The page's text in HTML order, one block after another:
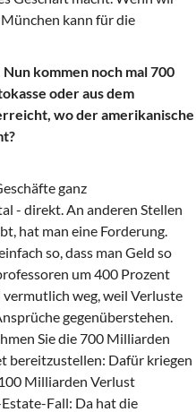
kann für die
kommen noch mal 700
oder aus dem
wo der amerikanische
ganz
- direkt. An anderen Stellen
hat man eine Forderung.
so, dass man Geld so
um 400 Prozent
vermutlich weg, weil Verluste
gegenüberstehen.
Sie die 700 Milliarden
bereitzustellen: Dafür kriegen
Milliarden Verlust
Fall: Da hat die